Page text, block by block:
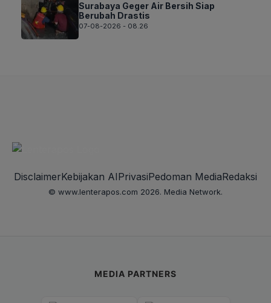
Surabaya Geger Air Bersih Siap
Berubah Drastis
07-08-2026 - 08.26
DisclaimerKebijakan AIPrivasiPedoman MediaRedaksi
© www.lenterapos.com 2026. Media Network.
MEDIA PARTNERS